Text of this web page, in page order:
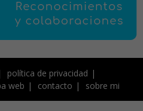
política de privacidad
web contacto sobre mi